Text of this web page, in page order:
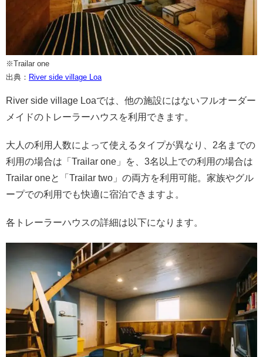
※Trailar one
出典： River side village Loa
River side village Loaでは、他の施設にはないフルオーダー
メイドのトレーラーハウスを利用できます。
大人の利用人数によって使えるタイプが異なり、2名までの
利用の場合は「Trailar one」を、3名以上での利用の場合は
Trailar oneと「Trailar two」の両方を利用可能。家族やグル
ープでの利用でも快適に宿泊できますよ。
各トレーラーハウスの詳細は以下になります。